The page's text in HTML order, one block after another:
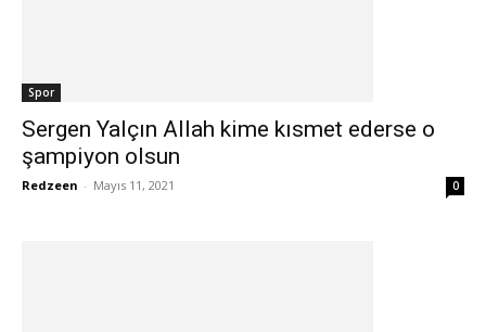
Spor
Sergen Yalçın Allah kime kısmet ederse o
şampiyon olsun
Redzeen - Mayıs 11, 2021 0